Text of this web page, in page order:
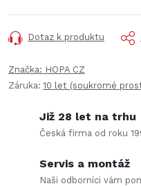
Dotaz k produktu
Značka: HOPA CZ
Záruka: 10 let (soukromé
Již 28 let na trhu
Česká firma od roku
Servis a montáž
Naši odborníci vám